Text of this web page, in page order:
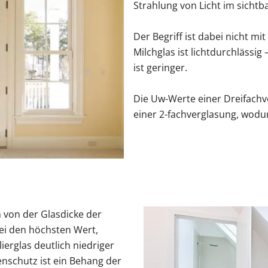
Kömmerling Fenster VEKA Fenster Sprossenfenster
Farben Balkontür mit Rollladen Balkontür zweiflügelig
Aluminium
Farben
Haustür mit Seitenteil Haustür mit Oberlicht
Entdecken
Gelenkarmmarkise Rolladen nachrüsten
Kosten Zaun Farben Zäune Kosten
Preise Garagentor Farben
Carport Kosten Carport oder Garage
Carport aufbauen
Strahlung von Licht im
Der Begriff ist dabei nicht
Milchglas ist lichtdurchlässig
ist geringer.
Die Uw-Werte einer
einer 2-fachverglasung,
der Glasdicke der
den höchsten Wert,
deutlich niedriger
ist ein Behang der